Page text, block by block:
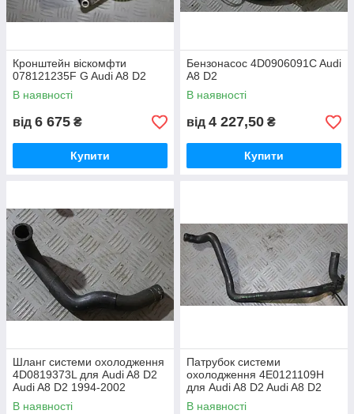
Кронштейн віскомфти
078121235F G Audi A8 D2
В наявності
від 6 675 ₴
Купити
Бензонасос 4D0906091C Audi
A8 D2
В наявності
від 4 227,50 ₴
Купити
Шланг системи охолодження
4D0819373L для Audi A8 D2
Audi A8 D2 1994-2002
В наявності
Патрубок системи
охолодження 4E0121109H
для Audi A8 D2 Audi A8 D2
1994-2002
В наявності